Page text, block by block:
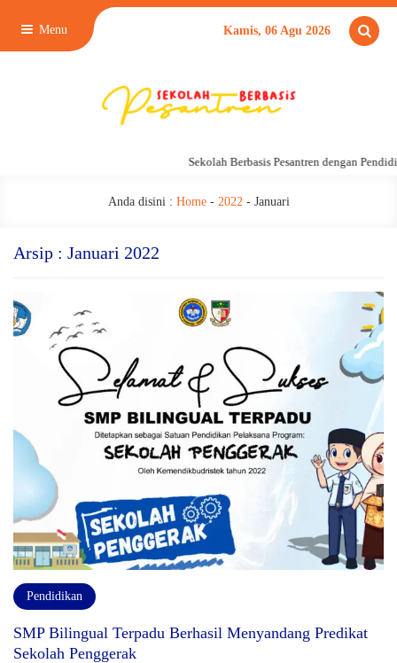
Menu Kamis, 06 Agu 2026
Sekolah Berbasis Pesantren dengan
Anda disini : Home- 2022- Januari
Arsip : Januari 2022
Pendidikan
SMP Bilingual Terpadu Berhasil Menyandang Predikat
Sekolah Penggerak